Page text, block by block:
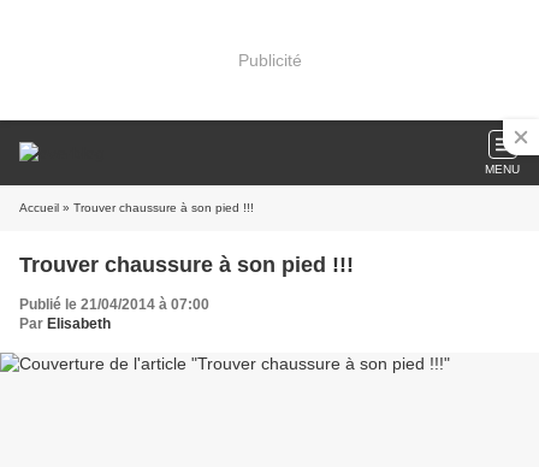
Publicité
MENU
Accueil » Trouver chaussure à son pied !!!
Trouver chaussure à son pied !!!
Publié le 21/04/2014 à 07:00
Par Elisabeth